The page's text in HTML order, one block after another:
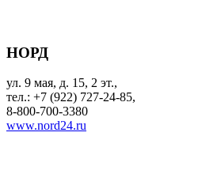
НОРД
ул. 9 мая, д. 15, 2 эт.,
тел.: +7 (922) 727-24-85,
8-800-700-3380
www.nord24.ru